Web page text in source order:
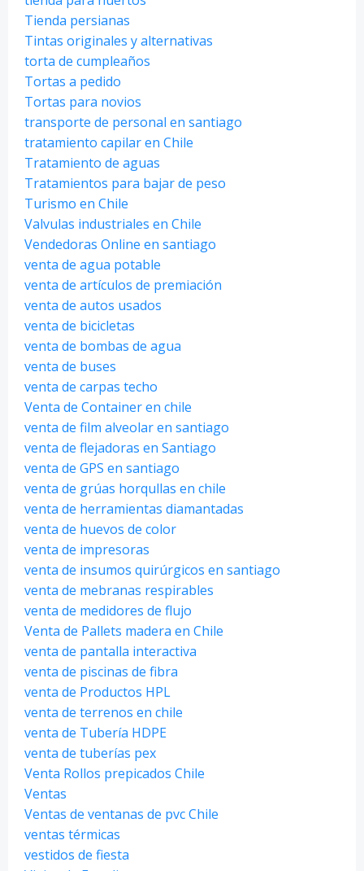
Tienda persianas
Tintas originales y alternativas
torta de cumpleaños
Tortas a pedido
Tortas para novios
transporte de personal en santiago
tratamiento capilar en Chile
Tratamiento de aguas
Tratamientos para bajar de peso
Turismo en Chile
Valvulas industriales en Chile
Vendedoras Online en santiago
venta de agua potable
venta de artículos de premiación
venta de autos usados
venta de bicicletas
venta de bombas de agua
venta de buses
venta de carpas techo
Venta de Container en chile
venta de film alveolar en santiago
venta de flejadoras en Santiago
venta de GPS en santiago
venta de grúas horqullas en chile
venta de herramientas diamantadas
venta de huevos de color
venta de impresoras
venta de insumos quirúrgicos en santiago
venta de mebranas respirables
venta de medidores de flujo
Venta de Pallets madera en Chile
venta de pantalla interactiva
venta de piscinas de fibra
venta de Productos HPL
venta de terrenos en chile
venta de Tubería HDPE
venta de tuberías pex
Venta Rollos prepicados Chile
Ventas
Ventas de ventanas de pvc Chile
ventas térmicas
vestidos de fiesta